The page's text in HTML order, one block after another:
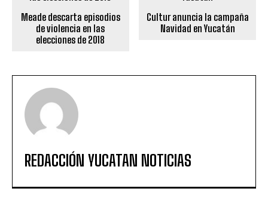
Meade descarta episodios
de violencia en las
elecciones de 2018
Cultur anuncia la campaña
Navidad en Yucatán
REDACCIÓN YUCATAN NOTICIAS